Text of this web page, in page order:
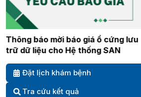
Thông báo mời báo giá ổ cứng lưu
trữ dữ liệu cho Hệ thống SAN
Đặt lịch khám bệnh
Tra cứu kết quả